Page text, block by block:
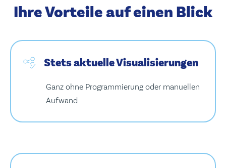
Ihre Vorteile auf einen Blick
Stets aktuelle Visualisierungen
Ganz ohne Programmierung oder manuellen
Aufwand